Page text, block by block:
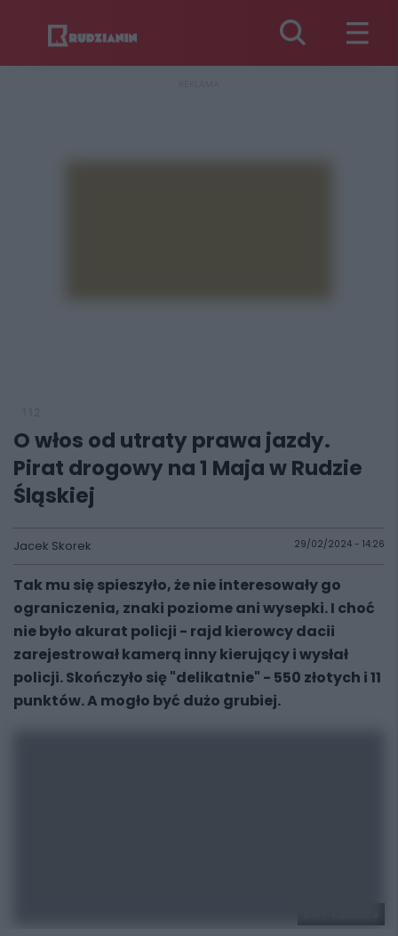
O włos od utraty prawa jazdy.
Pirat drogowy na 1 Maja w Rudzie
Śląskiej
Jacek Skorek 29/02/2024 - 14:26
Tak mu się spieszyło, że nie interesowały go
ograniczenia, znaki poziome ani wysepki. I choć
nie było akurat policji - rajd kierowcy dacii
zarejestrował kamerą inny kierujący i wysłał
policji. Skończyło się "delikatnie" - 550 złotych i 11
punktów. A mogło być dużo grubiej.